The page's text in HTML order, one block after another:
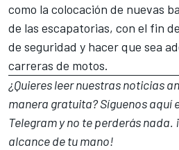
como la colocación de nuevas
de las escapatorias, con el fin
de seguridad y hacer que sea
carreras de motos.
¿Quieres leer nuestras noticias
manera gratuita? Síguenosaquí
Telegramy no te perderás nada.
alcance de tu mano!